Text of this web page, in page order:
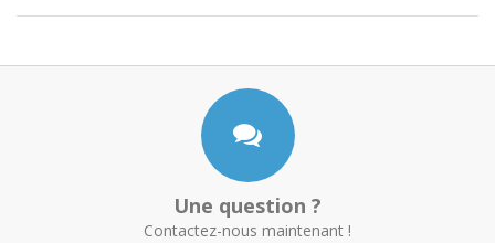
Une question ?
Contactez-nous maintenant !